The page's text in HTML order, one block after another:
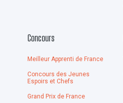
Concours
Meilleur Apprenti de France
Concours des Jeunes
Espoirs et Chefs
Grand Prix de France